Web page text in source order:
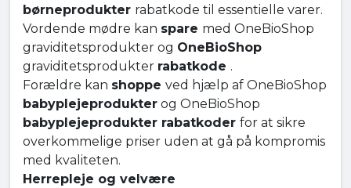
børneprodukter rabatkode til essentielle varer.
Vordende mødre kan spare med OneBioShop
graviditetsprodukter og OneBioShop
graviditetsprodukter rabatkode .
Forældre kan shoppe ved hjælp af OneBioShop
babyplejeprodukter og OneBioShop
babyplejeprodukter rabatkoder for at sikre
overkommelige priser uden at gå på kompromis
med kvaliteten.
Herrepleje og velvære